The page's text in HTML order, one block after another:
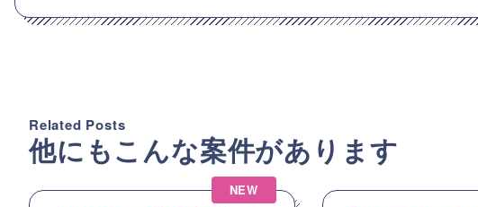
Related Posts
他にもこんな案件があります
NEW